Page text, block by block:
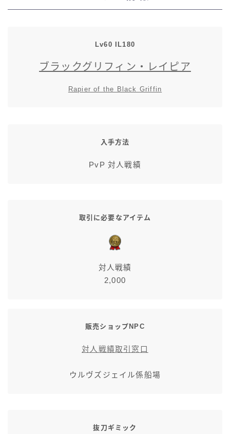
七分丈
極シタデル・ボズヤ追憶戦
Lv60 IL180
ブラックグリフィン・レイピア
Rapier of the Black Griffin
入手方法
PvP 対人戦績
取引に必要なアイテム
対人戦績
2,000
販売ショップNPC
対人戦績取引窓口
ウルヴズジェイル係船場
抜刀ギミック